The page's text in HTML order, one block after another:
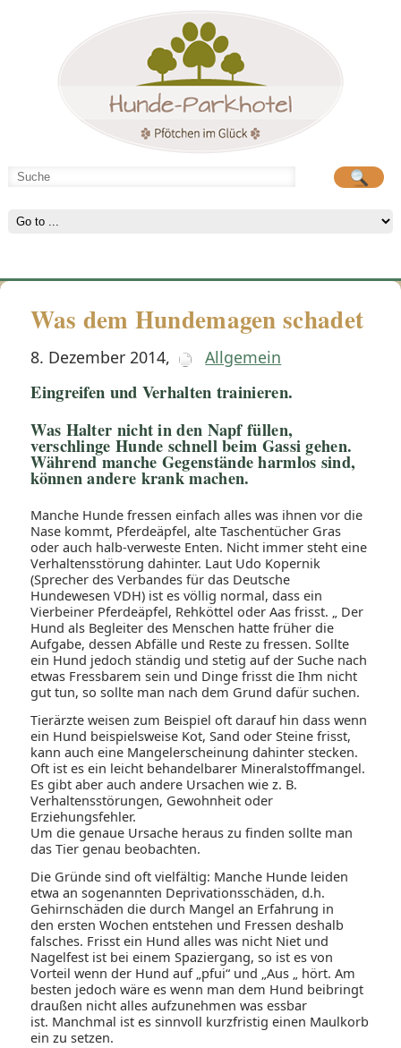
Hunde-Parkhotel
Was dem Hundemagen schadet
8. Dezember 2014, Allgemein
Eingreifen und Verhalten trainieren.
Was Halter nicht in den Napf füllen,
verschlinge Hunde schnell beim Gassi gehen.
Während manche Gegenstände harmlos sind,
können andere krank machen.
Manche Hunde fressen einfach alles was ihnen vor die
Nase kommt, Pferdeäpfel, alte Taschentücher Gras
oder auch halb-verweste Enten. Nicht immer steht eine
Verhaltensstörung dahinter. Laut Udo Kopernik
(Sprecher des Verbandes für das Deutsche
Hundewesen VDH) ist es völlig normal, dass ein
Vierbeiner Pferdeäpfel, Rehköttel oder Aas frisst. „ Der
Hund als Begleiter des Menschen hatte früher die
Aufgabe, dessen Abfälle und Reste zu fressen. Sollte
ein Hund jedoch ständig und stetig auf der Suche nach
etwas Fressbarem sein und Dinge frisst die Ihm nicht
gut tun, so sollte man nach dem Grund dafür suchen.
Tierärzte weisen zum Beispiel oft darauf hin dass wenn
ein Hund beispielsweise Kot, Sand oder Steine frisst,
kann auch eine Mangelerscheinung dahinter stecken.
Oft ist es ein leicht behandelbarer Mineralstoffmangel.
Es gibt aber auch andere Ursachen wie z. B.
Verhaltensstörungen, Gewohnheit oder
Erziehungsfehler.
Um die genaue Ursache heraus zu finden sollte man
das Tier genau beobachten.
Die Gründe sind oft vielfältig: Manche Hunde leiden
etwa an sogenannten Deprivationsschäden, d.h.
Gehirnschäden die durch Mangel an Erfahrung in
den ersten Wochen entstehen und Fressen deshalb
falsches. Frisst ein Hund alles was nicht Niet und
Nagelfest ist bei einem Spaziergang, so ist es von
Vorteil wenn der Hund auf „pfui“ und „Aus „ hört. Am
besten jedoch wäre es wenn man dem Hund beibringt
draußen nicht alles aufzunehmen was essbar
ist. Manchmal ist es sinnvoll kurzfristig einen Maulkorb
ein zu setzen.